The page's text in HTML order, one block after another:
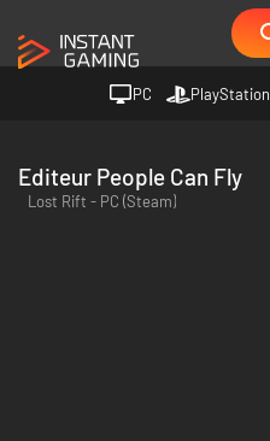
PC PlayStation
Editeur People Can Fly
Lost Rift - PC (Steam)